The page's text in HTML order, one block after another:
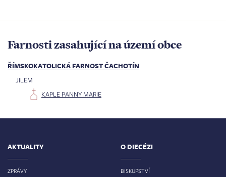
Farnosti zasahující na území obce
ŘÍMSKOKATOLICKÁ FARNOST ČACHOTÍN
JILEM
KAPLE PANNY MARIE
AKTUALITY
ZPRÁVY
O DIECÉZI
BISKUPSTVÍ